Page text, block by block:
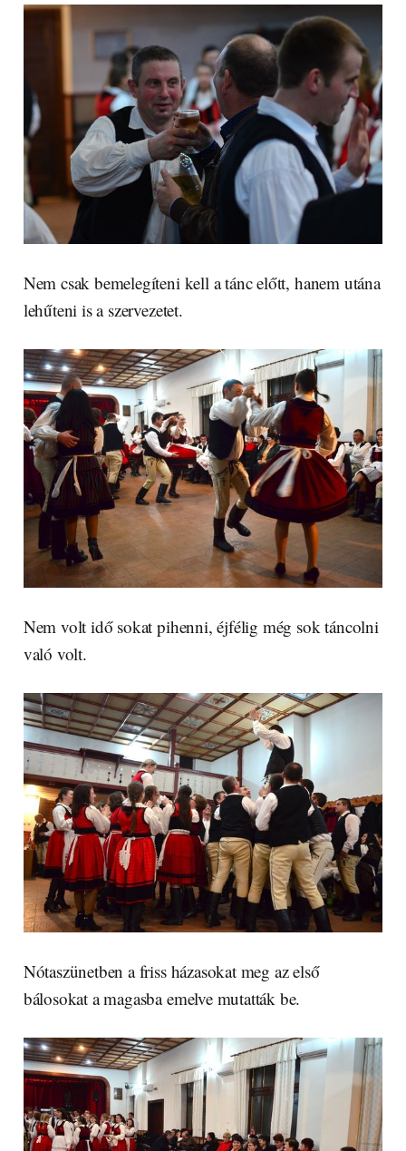
Nem csak bemelegíteni kell a tánc előtt, hanem utána
lehűteni is a szervezetet.
Nem volt idő sokat pihenni, éjfélig még sok táncolni
való volt.
Nótaszünetben a friss házasokat meg az első
bálosokat a magasba emelve mutatták be.